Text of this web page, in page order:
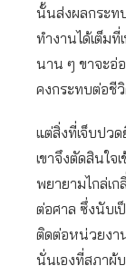
นั้นส่งผลกระท
ทำงานได้เต็ม
นาน ๆ ขาจะอ่
คงกระทบต่อชีวิ
แต่สิ่งที่เจ็บปว
เขาจึงตัดสินใจ
พยายามไกล่เก
ต่อศาล ซึ่งนับเ
ติดต่อหน่วยงา
นั่นเองที่สภาผู้บ